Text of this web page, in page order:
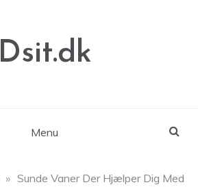
Dsit.dk
Menu
» Sunde Vaner Der Hjælper Dig Med